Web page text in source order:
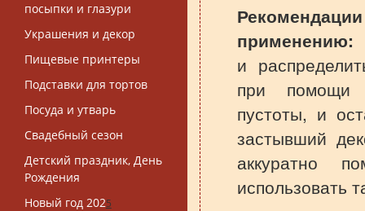
посыпки и глазури
Украшения и декор
Пищевые принтеры
Подставки для тортов
Посуда и утварь
Свадебный сезон
Детский праздник, День
Рождения
Новый год 2025
применению:
и
при помощи
пустоты, и
застывший
аккуратно
использовать